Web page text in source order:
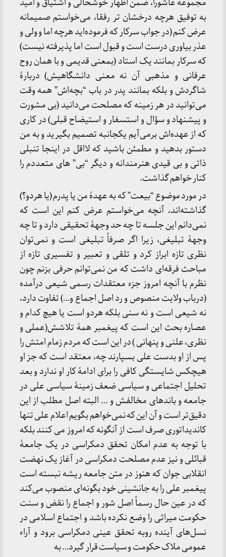
به توفیق هرچه درخشان تر رفقا، می‌خواستم صمیمانه
عرض کنم (در جواب سرکار که فرموده‌اید هرچه اما و ولی و
عذر بیاوری درست است و قبول است اما پذیرفته نیست)
که سرکار بمانند یک استاد (بمعنی قدیمی و با همان روح
عرفانی و مذهبی آن نه معنی دانشگاهیش) دربارۀ
شاگردش و بلکه بمانند پدر در باب “بچه‌اش” همه وقت
می‌توانید در هر زمینه که مصلحت می‌دانید (بی مشورت
و پیشنهاد و سؤال و استسفار و استیضاح قبلی) در کاری
که از عهده‌اش برمی‌‌آیم یکجانبه تصمیم بگیرید و به من
دستور بدهید و مطمئن باشید که لااقل در اینجا تنبلی
ذاتی و بی قیدی هنرمندانه و دیگر “بی” های متعددم را
کنار خواهم گذاشت.
در مورد موضوع “بیعت” که به عهدۀ من یا پدرم (یا هردو؟)
گذاشته‌اند، آنچه می‌خواستم عرض کنم این است که
نمی‌دانم این جلسه تا چه حد وجهۀ تحقیقی دارد و تا چه
وجهۀ تبلیغی، زیرا اگر صرفاً تبلیغی است و نمی‌توان
نظری تازه ابراز کرد و تلقی و تعبیر و تفسیری تازه از
مباحث فرقه‌ای داشت که من نمی‌توانم حرفی بزنم چون
نظرم با آنچه امروز جزء معتقدات رسمی شیعی درآمده
(درباب ولایت منصوص و رد اصل اجماع و…) تفاوت دارد،
نه شیعی است و نه سنی بلکه هردو است یا هیچ کدام و
عصاره بحث این است که پیغمبر همۀ تلاشش(عملی و
نظری، علنی و پنهانی ) در این است که مردم زمام امتش را
پس از او بدست علی بسپارند چه، معتقد است که جز او
هیچکس شایستگی کافی را برای ادامۀ کار او ندارد و بعد
تحلیل اجتماعی و سیاسی ضعف زمینۀ سیاسی علی در
جامعه و باند‌های مخالفش و … البته اصل مطلب از این
دقیق‌تر است و آن این که نمی‌خواهم بگویم اعلام علی تنها
کاندیداتوری صرف است از آنگونه که امروز می کنند بلکه
با توجه به عدم امکان تحقق دمکراسی در یک جامعۀ
قبائلی و نیز عدم مصلحت دمکراسی در آغاز یک نهضت
انقلابی جوان که هنوز در متن جامعه ریشه نبسته است
پیغمبر علی را به جانشینی خود بگونه‌ای منصوب می‌کند
که در عین حال رسماً اصل شور و اجماع را نقض و سنت
حکومت میراثی را وضع نکرده باشد و اجتماع اسلامی در
نسل‌های آینده روبه تحقق عینی دمکراسی برود و آراء
عمومی ملاک حکومت و سیاست قرار گیرد… به‌